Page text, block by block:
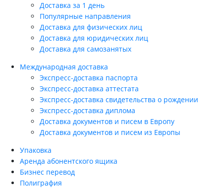
Доставка за 1 день
Популярные направления
Доставка для физических лиц
Доставка для юридических лиц
Доставка для самозанятых
Международная доставка
Экспресс-доставка паспорта
Экспресс-доставка аттестата
Экспресс-доставка свидетельства о рождении
Экспресс-доставка диплома
Доставка документов и писем в Европу
Доставка документов и писем из Европы
Упаковка
Аренда абонентского ящика
Бизнес перевод
Полиграфия